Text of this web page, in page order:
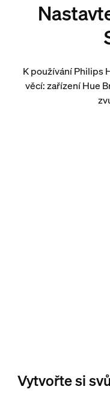
K používání Philips
věcí: zařízení Hue
Vytvořte si